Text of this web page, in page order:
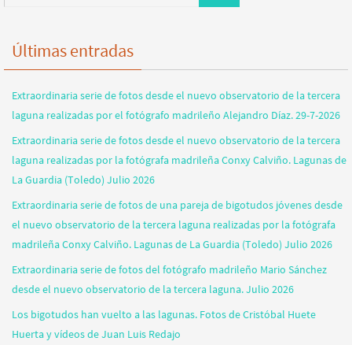
Últimas entradas
Extraordinaria serie de fotos desde el nuevo observatorio de la tercera
laguna realizadas por el fotógrafo madrileño Alejandro Díaz. 29-7-2026
Extraordinaria serie de fotos desde el nuevo observatorio de la tercera
laguna realizadas por la fotógrafa madrileña Conxy Calviño. Lagunas de
La Guardia (Toledo) Julio 2026
Extraordinaria serie de fotos de una pareja de bigotudos jóvenes desde
el nuevo observatorio de la tercera laguna realizadas por la fotógrafa
madrileña Conxy Calviño. Lagunas de La Guardia (Toledo) Julio 2026
Extraordinaria serie de fotos del fotógrafo madrileño Mario Sánchez
desde el nuevo observatorio de la tercera laguna. Julio 2026
Los bigotudos han vuelto a las lagunas. Fotos de Cristóbal Huete
Huerta y vídeos de Juan Luis Redajo